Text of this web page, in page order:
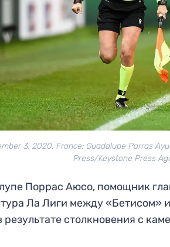
3, 2020, France: Guadalupe Porras
Press/Keystone Press
Поррас Аюсо, помощник
Ла Лиги между «Бетисом»
результате столкновения с